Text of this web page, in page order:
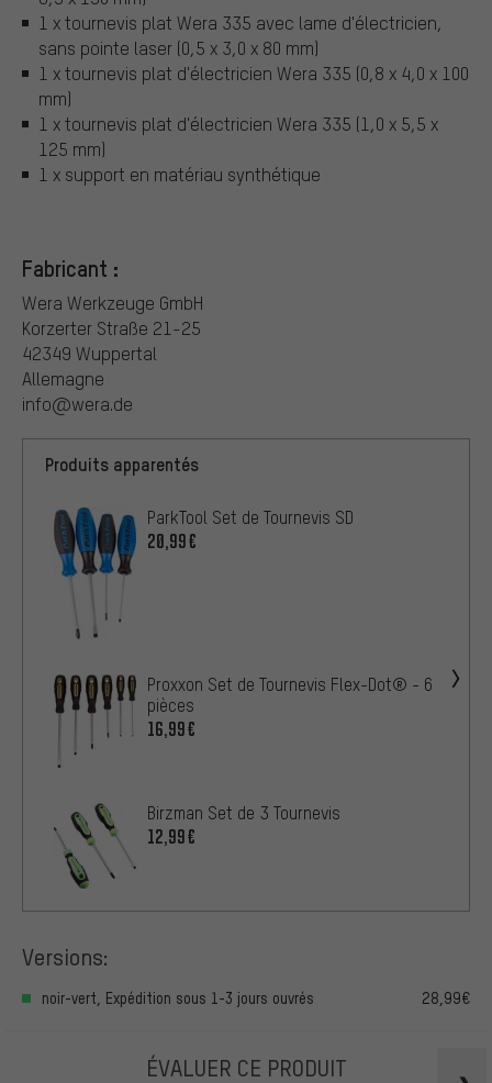
1 x tournevis plat Wera 335 avec lame d'électricien,
sans pointe laser (0,5 x 3,0 x 80 mm)
1 x tournevis plat d'électricien Wera 335 (0,8 x 4,0 x 100
mm)
1 x tournevis plat d'électricien Wera 335 (1,0 x 5,5 x
125 mm)
1 x support en matériau synthétique
Fabricant :
Wera Werkzeuge GmbH
Korzerter Straße 21-25
42349 Wuppertal
Allemagne
info@wera.de
Produits apparentés
ParkTool Set de Tournevis SD
20,99€
Proxxon Set de Tournevis Flex-Dot® - 6
pièces
16,99€
Birzman Set de 3 Tournevis
12,99€
Versions:
noir-vert, Expédition sous 1-3 jours ouvrés 28,99€
ÉVALUER CE PRODUIT